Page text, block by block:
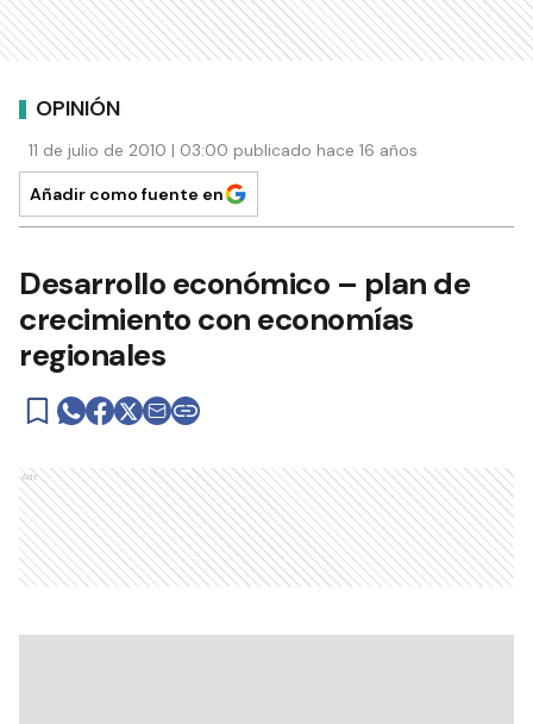
OPINIÓN
11 de julio de 2010 | 03:00 publicado hace 16 años
Añadir como fuente en
Desarrollo económico – plan de
crecimiento con economías
regionales
Ads